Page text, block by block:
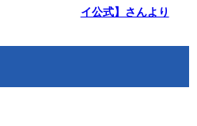
イ公式】さんより